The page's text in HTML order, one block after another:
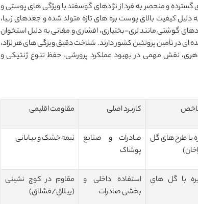
گسترده و منحصر به فرد از نژادهای گوسفند با ویژگی ‌های پوستی و
کیفیت بالای پوست بره‌ های تازه متولد شده و جعدهای زیبا،
گوشتی مانند لری-بختیاری، افشاری و مغانی به دلیل استخوان
در تأمین پروتئین کشور دارند. شناخت دقیق ویژگی ‌های هر نژاد،
نقش مهمی در بهبود عملکرد پرورشی، حفظ تنوع ژنتیکی و
کاربرد اصلی مقاومت اقلیمی
با طرح‌ های گل
صادرات و صنایع
پوشاک
نیمه ‌خشک و بیابانی
با گل‌ های
استفاده داخلی و
بخشی صادرات
مقاوم در کوچ ‌نشینی
(ییلاق/قشلاق)